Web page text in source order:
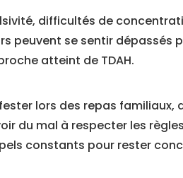
difficultés de
peuvent se sentir dépassés
atteint de TDAH.
lors des repas familiaux,
du mal à respecter les
constants pour rester